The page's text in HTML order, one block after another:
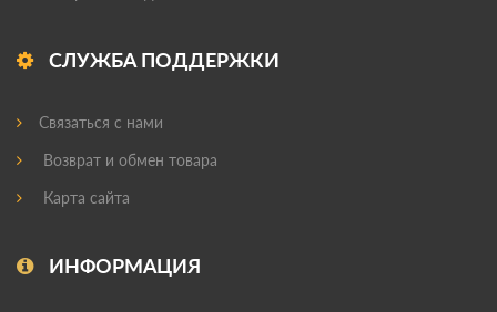
СЛУЖБА ПОДДЕРЖКИ
Связаться с нами
Возврат и обмен товара
Карта сайта
ИНФОРМАЦИЯ